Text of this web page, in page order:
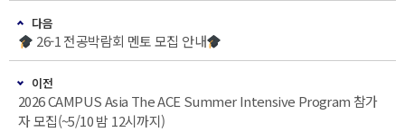
다음
26-1 전공박람회 멘토 모집 안내
이전
2026 CAMPUS Asia The ACE Summer Intensive Program 참가
자 모집(~5/10 밤 12시까지)